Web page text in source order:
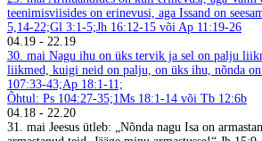
teenimisviisides on erinevusi, aga Issand on
5,14-22;Gl 3:1-5;Jh 16:12-15 või Ap 11:19-26
04.19 - 22.19
30. mai Nagu ihu on üks tervik ja sel on palju
liikmed, kuigi neid on palju, on üks ihu, nõnda
107:33-43;Ap 18:1-11;
Õhtul: Ps 104:27-35;1Ms 18:1-14 või Tb 12:6b
04.18 - 22.20
31. mai Jeesus ütleb: „Nõnda nagu Isa on